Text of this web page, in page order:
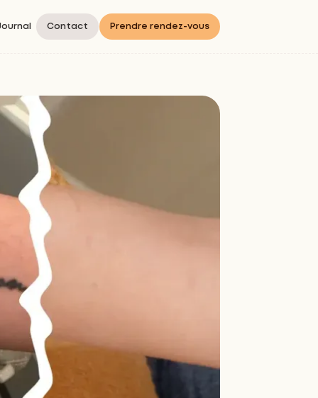
Contact Prendre rendez-vous